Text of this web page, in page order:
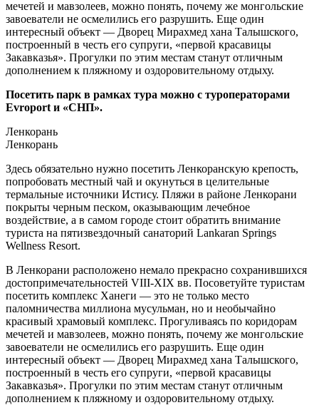
мечетей и мавзолеев, можно понять, почему же монгольские
завоеватели не осмелились его разрушить. Еще один
интересный объект — Дворец Мирахмед хана Талышского,
построенный в честь его супруги, «первой красавицы
Закавказья». Прогулки по этим местам станут отличным
дополнением к пляжному и оздоровительному отдыху.
Посетить парк в рамках тура можно с туроператорами
Evroport и «СНП».
Ленкорань
Ленкорань
Здесь обязательно нужно посетить Ленкоранскую крепость,
попробовать местный чай и окунуться в целительные
термальные источники Истису. Пляжи в районе Ленкорани
покрыты черным песком, оказывающим лечебное
воздействие, а в самом городе стоит обратить внимание
туриста на пятизвездочный санаторий Lankaran Springs
Wellness Resort.
В Ленкорани расположено немало прекрасно сохранившихся
достопримечательностей VIII-XIX вв. Посоветуйте туристам
посетить комплекс Ханеги — это не только место
паломничества миллиона мусульман, но и необычайно
красивый храмовый комплекс. Прогуливаясь по коридорам
мечетей и мавзолеев, можно понять, почему же монгольские
завоеватели не осмелились его разрушить. Еще один
интересный объект — Дворец Мирахмед хана Талышского,
построенный в честь его супруги, «первой красавицы
Закавказья». Прогулки по этим местам станут отличным
дополнением к пляжному и оздоровительному отдыху.